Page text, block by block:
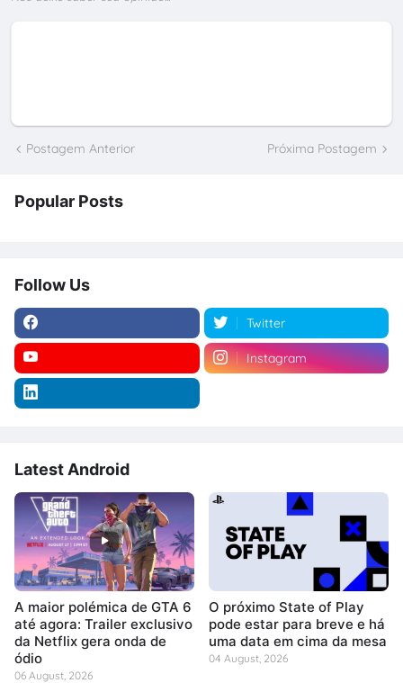
Postagem Anterior Próxima Postagem
Popular Posts
Follow Us
Twitter
Instagram
Latest Android
A maior polémica de GTA 6
até agora: Trailer exclusivo
da Netflix gera onda de
ódio
06 August, 2026
O próximo State of Play
pode estar para breve e há
uma data em cima da mesa
04 August, 2026